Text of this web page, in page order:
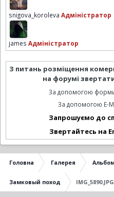
snigova_koroleva Адміністратор
james Адміністратор
З питань розміщення
на форумі
За допомогою
За допомогою E-
Запрошуємо до
Звертайтесь на
Головна Галерея
Замковый поход IMG_5890.JPG